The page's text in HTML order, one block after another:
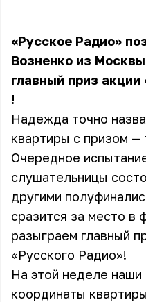
«Русское Радио»
Возненко из
главный приз акции
!
Надежда точно
квартиры с призом —
Очередное
слушательницы
другими
сразится за место в
разыграем главный
«Русского Радио»!
На этой неделе наши
координаты